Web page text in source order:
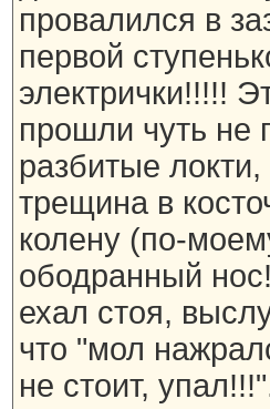
провалился в
первой
электрички!!!!!
прошли чуть не
разбитые
трещина в
колену (по-
ободранный
ехал стоя,
что "мол
не стоит,